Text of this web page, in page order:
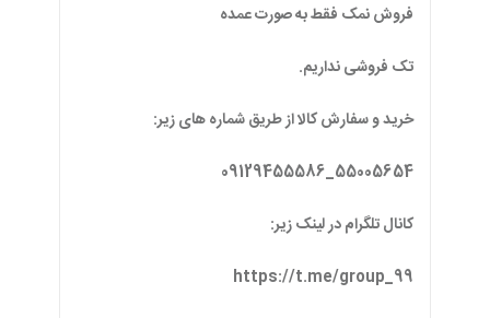
کانال تلگرام در لینک زیر:
https://t.me/group_99
لوازم آشپزخانه مرتبط